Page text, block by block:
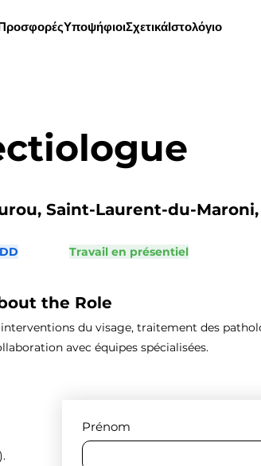
ΥποψήφιοιΣχετικάΙστολόγιο
Saint-Laurent-du-
Travail en présentiel
the Role
du visage, traitement des
avec équipes spécialisées.
Prénom